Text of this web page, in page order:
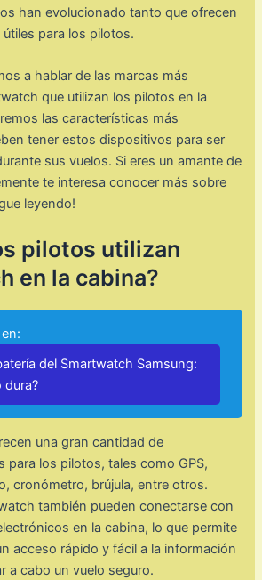
han evolucionado tanto que ofrecen
para los pilotos.
a hablar de las marcas más
que utilizan los pilotos en la
las características más
tener estos dispositivos para ser
sus vuelos. Si eres un amante de
te interesa conocer más sobre
leyendo!
pilotos utilizan
en la cabina?
del Smartwatch Samsung:
dura?
una gran cantidad de
para los pilotos, tales como GPS,
cronómetro, brújula, entre otros.
también pueden conectarse con
en la cabina, lo que permite
acceso rápido y fácil a la información
a cabo un vuelo seguro.